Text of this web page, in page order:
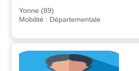
Yonne (89)
Mobilité : Départementale